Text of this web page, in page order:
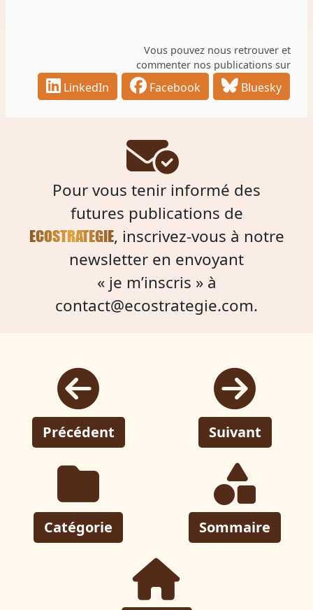
Vous pouvez nous retrouver et
commenter nos publications sur
LinkedIn Facebook Bluesky
Pour vous tenir informé des
futures publications de
ECOSTRATEGIE, inscrivez-vous à notre
newsletter en envoyant
« je m’inscris » à
contact@ecostrategie.com.
Précédent
Catégorie Sommaire
Suivant